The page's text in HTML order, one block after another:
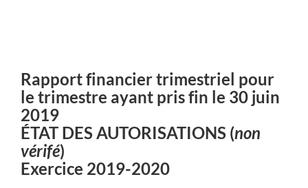
Rapport financier trimestriel pour
le trimestre ayant pris fin le 30 juin
2019
ÉTAT DES AUTORISATIONS (non
vérifé)
Exercice 2019-2020